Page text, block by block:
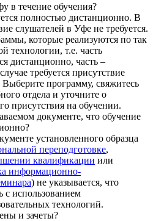
в течение обучения?
полностью дистанционно. В
слушателей в Уфе не требуется.
которые реализуются по так
технологии, т.е. часть
дистанционно, часть –
требуется присутствие
программу, свяжитесь
отдела и уточните о
присутствия на обучении.
документе, что обучение
установленного образца
переподготовке,
квалификации или
информационно-
) не указывается, что
с использованием
технологий.
и зачеты?